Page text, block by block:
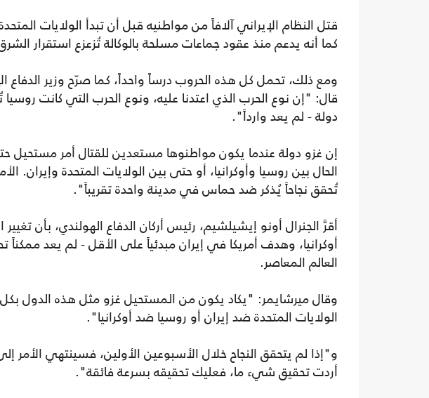
قتل النظام الإيراني آلافاً من مواطنيه قبل أن تبدأ الولايات
كما أنه يدعم منذ عقود جماعات مسلحة بالوكالة تُزعزع استقرار
ومع ذلك، تحمل كل هذه الحروب درساً واحداً، كما صرّح وزير الدفاع
قال: "إن نوع الحرب الذي اعتدنا عليه، ونوع الحرب التي كانت
دولة - لم يعد وارداً".
إن غزو دولة عندما يكون مواطنوها مستعدين للقتال أمر
الحال بين روسيا وأوكرانيا، أو حتى بين الولايات المتحدة
تُحقق نجاحاً يُذكر ضد حماس في مدينة واحدة تقريباً".
أقرَّ الجنرال أونو إيشيلشيم، رئيس أركان الدفاع الهولندي، بأن
أوكرانيا، وهدف أمريكا في إيران مبدئياً على الأقل - لم يعد
العالم المعاصر.
وقال ميرشايمر: "يكاد يكون من المستحيل غزو مثل هذه الدول بكل
الولايات المتحدة ضد إيران أو روسيا ضد أوكرانيا".
و"إذا لم يتحقق النجاح خلال الأسبوعين الأولين، فسينتهي
أردت تحقيق شيء ما، فعليك تحقيقه بسرعة فائقة".